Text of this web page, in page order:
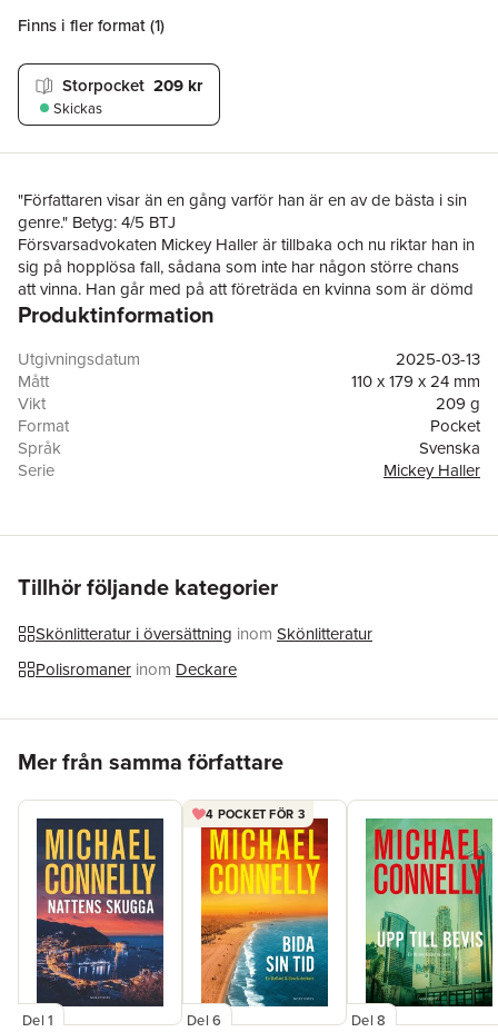
Finns i fler format (1)
Storpocket 209 kr
Skickas
"Författaren visar än en gång varför han är en av de bästa i sin
genre." Betyg: 4/5 BTJ
Försvarsadvokaten Mickey Haller är tillbaka och nu riktar han in
sig på hopplösa fall, sådana som inte har någon större chans
att vinna. Han går med på att företräda en kvinna som är dömd
för att ha mördat sin make som var polis. Trots att hon fälldes
Haller bestämmer sig för att anlita sin halvbror, den
pensionerade polisen Harry Bosch, för att utreda fallet.
Bosch vet att de flesta poliser är angelägna om att snabbt lösa
fall där deras kollegor har blivit utsatta, men han upptäcker
snart att det är något som inte stämmer här. Vägen till frihet visar
sig bli både lång och snårig. Det finns många som inte vill att
sanningen.
Produktinformation
Utgivningsdatum
2025-03-13
Mått
110 x 179 x 24 mm
Vikt
209 g
Format
Pocket
Språk
Svenska
Serie
Mickey Haller
Förlag
Norstedts
ISBN
Miljömärkning
Originaltitel
Resurrection Walk
Översättare
Patrik Hammarsten
Tillhör följande kategorier
Skönlitteratur i översättning inom Skönlitteratur
Polisromaner inom Deckare
Mer från samma författare
Del 1
4 POCKET FÖR 3
Del 6 Del 8